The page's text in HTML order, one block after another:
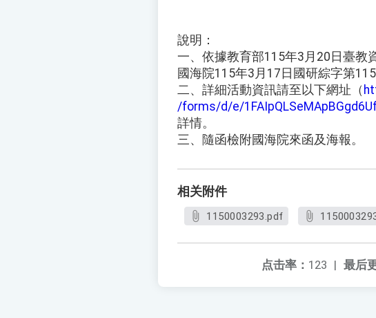
說明：
一、依據教育部115年3月20日臺教
國海院115年3月17日國研綜字第
二、詳細活動資訊請至以下網址（
/forms/d/e/
詳情。
三、隨函檢附國海院來函及海報。
相关附件
1150003293.pdf
最后
点击率： 123 |